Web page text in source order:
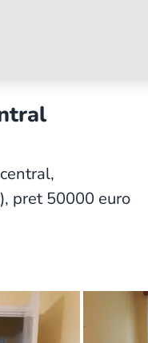
pret 50000 euro